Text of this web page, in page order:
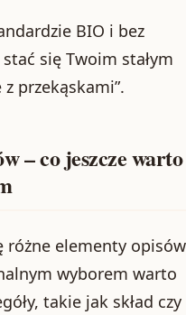
BIO i bez
się Twoim stałym
przekąskami”.
– co jeszcze warto
różne elementy opisów
wyborem warto
takie jak skład czy